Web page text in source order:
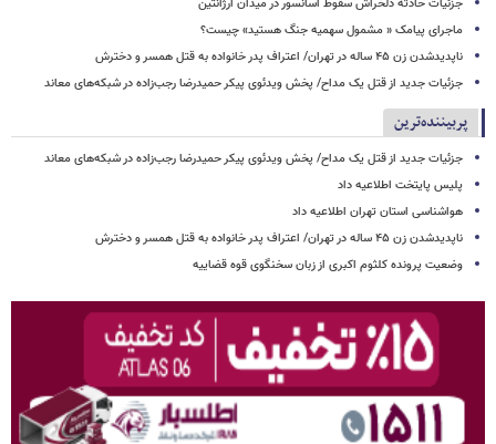
جزئیات حادثه دلخراش سقوط آسانسور در میدان آرژانتین
ماجرای پیامک « مشمول سهمیه جنگ هستید» چیست؟
ناپدیدشدن زن ۴۵ ساله در تهران/ اعتراف پدر خانواده به قتل همسر و دخترش
جزئیات جدید از قتل یک مداح/ پخش ویدئوی پیکر حمیدرضا رجب‌زاده در شبکه‌های معاند
پربیننده‌ترین
جزئیات جدید از قتل یک مداح/ پخش ویدئوی پیکر حمیدرضا رجب‌زاده در شبکه‌های معاند
پلیس پایتخت اطلاعیه داد
هواشناسی استان تهران اطلاعیه داد
ناپدیدشدن زن ۴۵ ساله در تهران/ اعتراف پدر خانواده به قتل همسر و دخترش
وضعیت پرونده کلثوم اکبری از زبان سخنگوی قوه قضاییه